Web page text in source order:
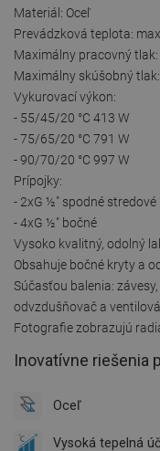
Materiál: Oceľ
Prevádzková teplota:
Maximálny pracovný
Maximálny skúšobný
Vykurovací výkon:
- 55/45/20 °C 413 W
- 75/65/20 °C 791 W
- 90/70/20 °C 997 W
Prípojky:
- 2xG ½" spodné stredové
- 4xG ½" bočné
Vysoko kvalitný, odolný
Obsahuje bočné kryty a
Súčasťou balenia:
odvzdušňovač a
Fotografie zobrazujú
Inovatívne riešenia
Oceľ
Vysoká tepelná